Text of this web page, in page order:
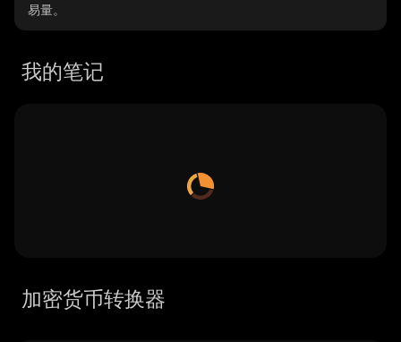
易量。
我的笔记
加密货币转换器